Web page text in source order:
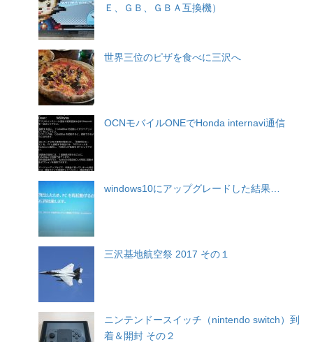
Ｅ、ＧＢ、ＧＢＡ互換機）
世界三位のピザを食べに三沢へ
OCNモバイルONEでHonda internavi通信
windows10にアップグレードした結果…
三沢基地航空祭 2017 その１
ニンテンドースイッチ（nintendo switch）到
着＆開封 その２